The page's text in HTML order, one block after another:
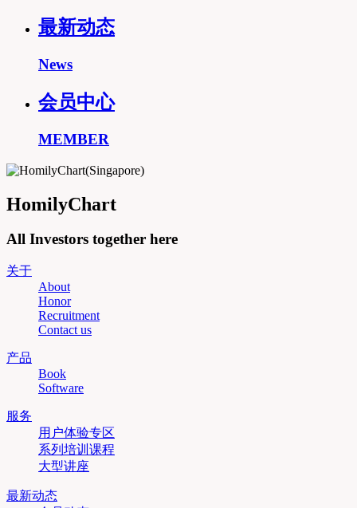
最新动态
News
会员中心
MEMBER
HomilyChart
All Investors together here
关于
About
Honor
Recruitment
Contact us
产品
Book
Software
服务
用户体验专区
系列培训课程
大型讲座
最新动态